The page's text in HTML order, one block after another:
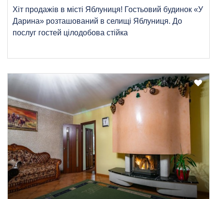
Хіт продажів в місті Яблуниця! Гостьовий будинок «У
Дарина» розташований в селищі Яблуниця. До
послуг гостей цілодобова стійка